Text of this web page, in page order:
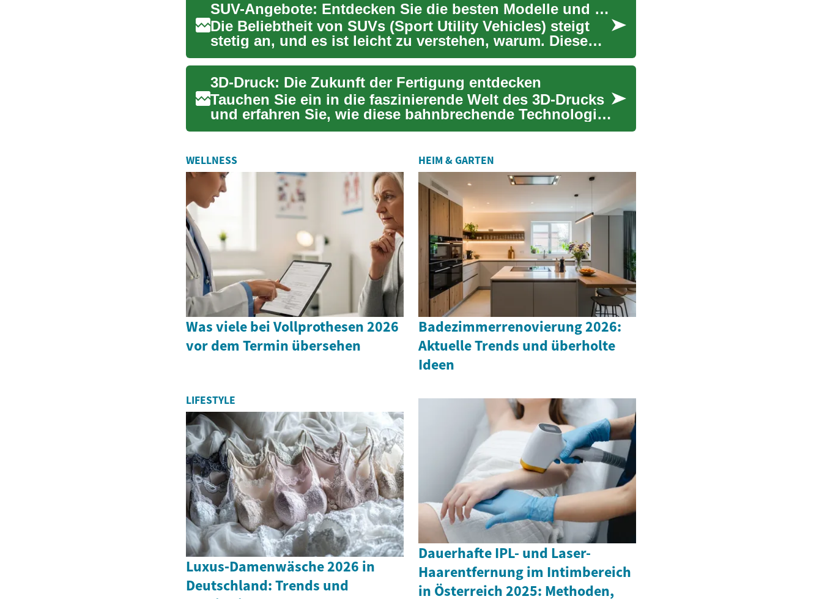
SUV-Angebote: Entdecken Sie die besten Modelle und Deals
Die Beliebtheit von SUVs (Sport Utility Vehicles) steigt
stetig an, und es ist leicht zu verstehen, warum. Diese
viel...
3D-Druck: Die Zukunft der Fertigung entdecken
Tauchen Sie ein in die faszinierende Welt des 3D-Drucks
und erfahren Sie, wie diese bahnbrechende Technologie
die Fer...
WELLNESS
Was viele bei Vollprothesen 2026
vor dem Termin übersehen
HEIM & GARTEN
Badezimmerrenovierung 2026:
Aktuelle Trends und überholte
Ideen
LIFESTYLE
Luxus‑Damenwäsche 2026 in
Deutschland: Trends und
Dauerhafte IPL- und Laser-
Haarentfernung im Intimbereich
in Österreich 2025: Methoden,